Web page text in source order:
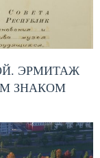
ЭРМИТАЖ
ЗНАКОМ